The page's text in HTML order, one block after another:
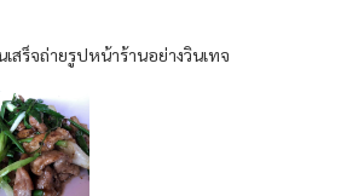
สร็จถ่ายรูปหน้าร้านอย่างวินเทจ